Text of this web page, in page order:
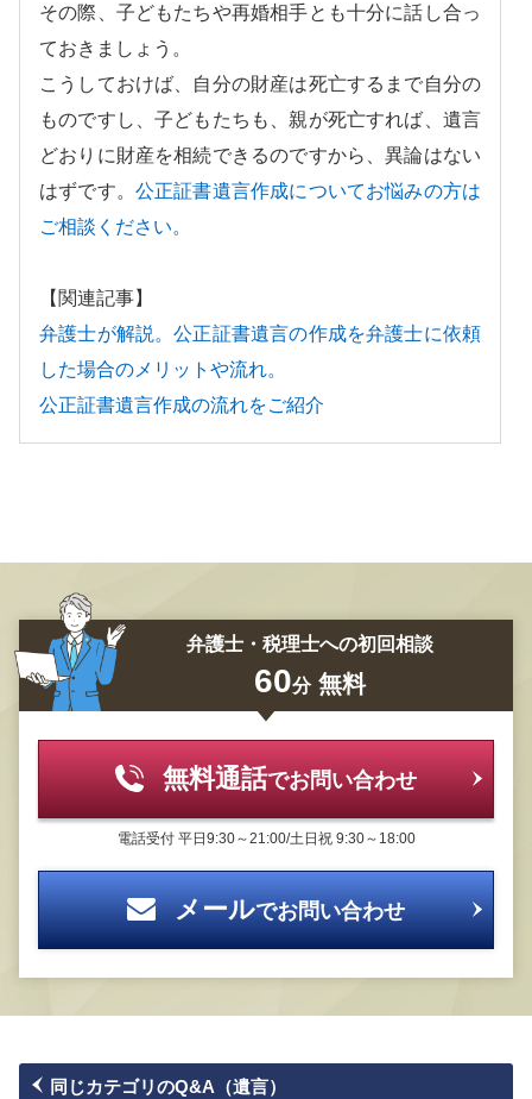
その際、子どもたちや再婚相手とも十分に話し合っ
ておきましょう。
こうしておけば、自分の財産は死亡するまで自分の
ものですし、子どもたちも、親が死亡すれば、遺言
どおりに財産を相続できるのですから、異論はない
はずです。 公正証書遺言作成についてお悩みの方は
ご相談ください。
【関連記事】
弁護士が解説。公正証書遺言の作成を弁護士に依頼
した場合のメリットや流れ。
公正証書遺言作成の流れをご紹介
弁護士・税理士への初回相談
60分 無料
無料通話でお問い合わせ
電話受付 平日9:30～21:00/土日祝 9:30～18:00
メールでお問い合わせ
同じカテゴリのQ&A（遺言）